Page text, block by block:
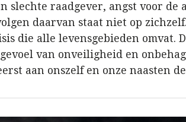
slechte raadgever, angst voor de
daarvan staat niet op
die alle levensgebieden omvat.
van onveiligheid en
aan onszelf en onze naasten